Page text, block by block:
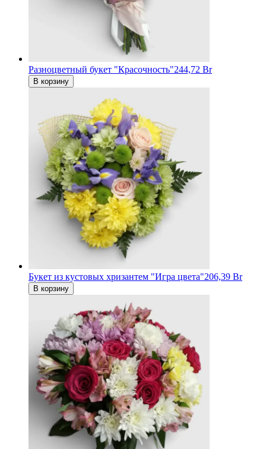
Разноцветный букет "Красочность"244,72 Br
В корзину
Букет из кустовых хризантем "Игра цвета"206,39 Br
В корзину